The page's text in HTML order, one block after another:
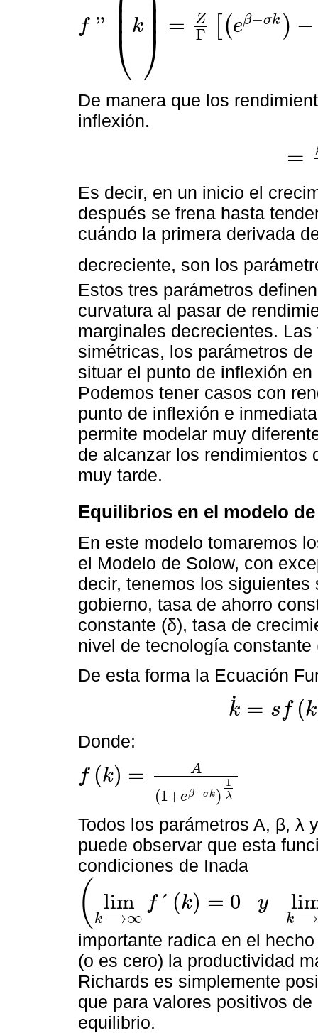
f "
⎝
⎜
⎜
⎜ k
⎠
⎟
⎟
⎟ = Z
Γ (eβ−σk ) −
"( β - k-λ> si: <β-ln =0 -ln λσ<0
De manera que los
inflexión.
=
=β-ln λ
Es decir, en un inicio el
después se frena hasta
cuándo la primera derivada
decreciente, son los
Estos tres parámetros
curvatura al pasar de
marginales decrecientes.
simétricas, los parámetros
situar el punto de inflexión
Podemos tener casos con
punto de inflexión e
permite modelar muy
de alcanzar los rendimientos
muy tarde.
Equilibrios en el modelo
En este modelo tomaremos
el Modelo de Solow, con
decir, tenemos los
gobierno, tasa de ahorro
constante (δ), tasa de
nivel de tecnología constante
De esta forma la Ecuación
k
˙ = s f (k
k˙= fk-δ -ηk
Donde:
f (k) = A
(1+eβ−σk)
1
λ
k A( 1+e β σk)1λ
Todos los parámetros A, β, λ
puede observar que esta
condiciones de Inada
( lim
k⟶∞
f ´ (k) = 0 y
k⟶
lim ⟶∞f´k=0 k⟶0 f´ =∞
importante radica en el
(o es cero) la productividad
Richards es simplemente
que para valores positivos
equilibrio.